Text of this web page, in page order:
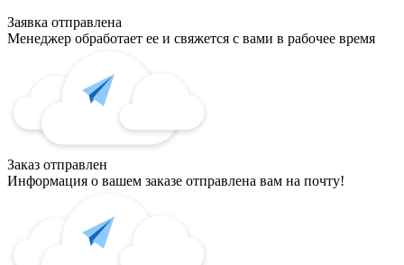
Заявка отправлена
Менеджер обработает ее и свяжется с вами в рабочее время
Заказ отправлен
Информация о вашем заказе отправлена вам на почту!